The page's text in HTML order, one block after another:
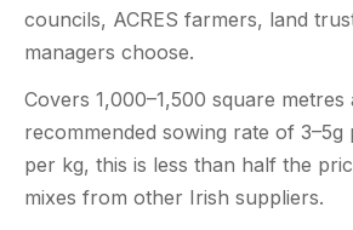
councils, ACRES farmers, land
managers choose.
Covers 1,000–1,500 square metres
recommended sowing rate of
per kg, this is less than half the
mixes from other Irish suppliers.